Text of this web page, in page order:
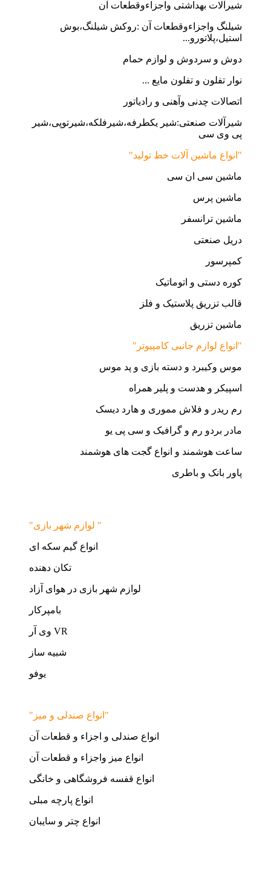
شیرآلات بهداشتی واجزاءوقطعات آن
شیلنگ واجزاءوقطعات آن :روکش شیلنگ،بوش
استیل،پلاتورو...
دوش و سردوش و لوازم حمام
نوار تفلون و تفلون مایع ...
اتصالات چدنی وآهنی و رادیاتور
شیرآلات صنعتی:شیر یکطرفه،شیرفلکه،شیرتوپی،شیر
پی وی سی
"انواع ماشین آلات خط تولید"
ماشین سی ان سی
ماشین پرس
ماشین ترانسفر
دریل صنعتی
کمپرسور
کوره دستی و اتوماتیک
قالب تزریق پلاستیک و فلز
ماشین تزریق
"انواع لوازم جانبی کامپیوتر"
موس وکیبرد و دسته بازی و پد موس
اسپیکر و هدست و پلیر همراه
رم ریدر و فلاش مموری و هارد دیسک
مادر بردو رم و گرافیک و سی پی یو
ساعت هوشمند و انواع گجت های هوشمند
پاور بانک و باطری
"لوازم شهر بازی "
انواع گیم سکه ای
تکان دهنده
لوازم شهر بازی در هوای آزاد
بامپرکار
وی آر VR
شبیه ساز
یوفو
"انواع صندلی و میز"
انواع صندلی و اجزاء و قطعات آن
انواع میز واجزاء و قطعات آن
انواع قفسه فروشگاهی و خانگی
انواع پارچه مبلی
انواع چتر و سایبان